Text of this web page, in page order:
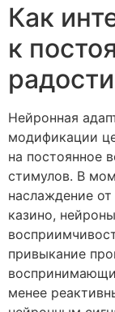
Как
к
радости
Нейронная
модификации
на постоянное
стимулов. В
наслаждение
казино,
привыкание
менее